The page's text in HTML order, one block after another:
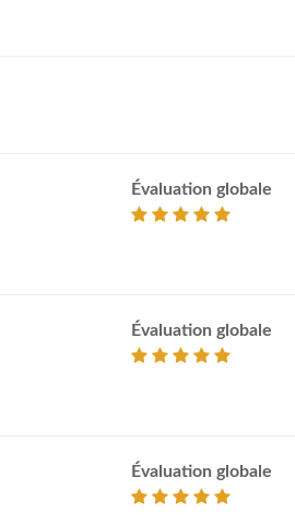
Évaluation globale
Évaluation globale
Évaluation globale